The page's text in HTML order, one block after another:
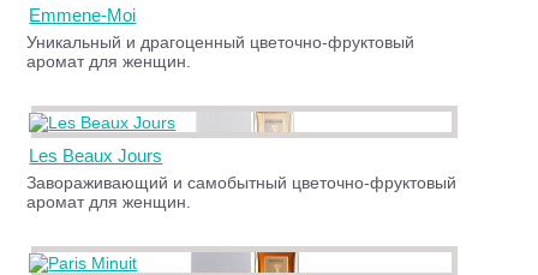
Emmene-Moi
Уникальный и драгоценный цветочно-фруктовый
аромат для женщин.
Les Beaux Jours
Завораживающий и самобытный цветочно-фруктовый
аромат для женщин.